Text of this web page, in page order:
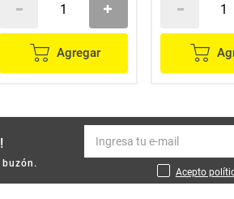
Agregar
Acepto